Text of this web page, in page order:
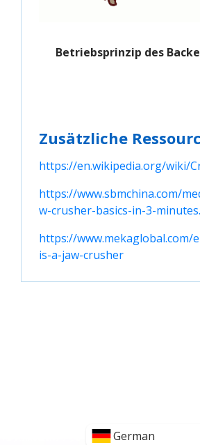
Betriebsprinzip des
Zusätzliche
https://en.wikipedia.org/wiki/
https://www.sbmchina.com/
w-crusher-basics-in-3-
https://www.mekaglobal.com/
is-a-jaw-crusher
German